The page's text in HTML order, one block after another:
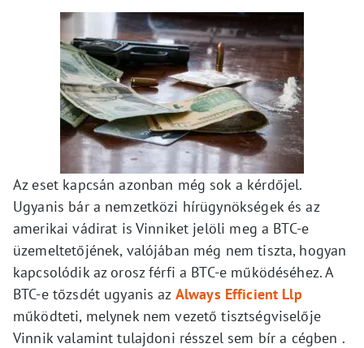
Az eset kapcsán azonban még sok a kérdőjel.
Ugyanis bár a nemzetközi hírügynökségek és az
amerikai vádirat is Vinniket jelöli meg a BTC-e
üzemeltetőjének, valójában még nem tiszta, hogyan
kapcsolódik az orosz férfi a BTC-e működéséhez. A
BTC-e tőzsdét ugyanis az Always Efficient Llp
működteti, melynek nem vezető tisztségviselője
Vinnik valamint tulajdoni résszel sem bír a cégben .